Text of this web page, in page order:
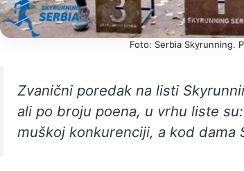
Foto: Serbia Skyrunning.
Zvanični poredak na listi
ali po broju poena, u vrhu liste su:
muškoj konkurenciji, a kod dama